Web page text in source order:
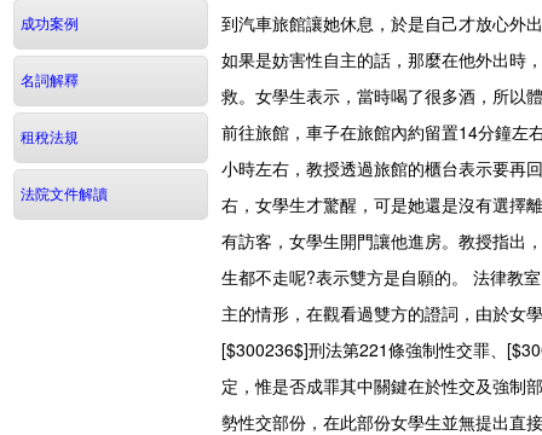
成功案例
名詞解釋
租稅法規
法院文件解讀
到汽車旅館讓她休息，於是自己才放心外
如果是妨害性自主的話，那麼在他外出時
救。女學生表示，當時喝了很多酒，所
前往旅館，車子在旅館內約留置14分鐘左
小時左右，教授透過旅館的櫃台表示要
右，女學生才驚醒，可是她還是沒有選擇
有訪客，女學生開門讓他進房。教授指出
生都不走呢?表示雙方是自願的。 法律教
主的情形，在觀看過雙方的證詞，由於女
[$300236$]刑法第221條強制性交罪、
定，惟是否成罪其中關鍵在於性交及強制
勢性交部份，在此部份女學生並無提出直